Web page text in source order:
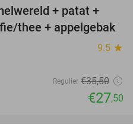
23%
+ patat +
thee + appelgebak
9.5 star
Regulier €35,50
€27,50